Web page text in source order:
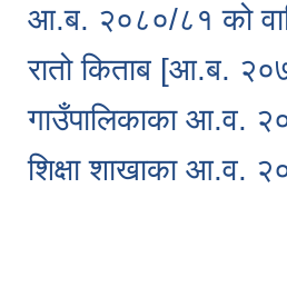
आ.ब. २०८०/८१ को
रातो किताब [आ.ब.
गाउँपालिकाका आ.व.
शिक्षा शाखाका आ.व.